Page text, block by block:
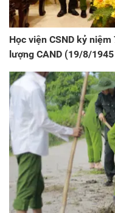
Học viện CSND kỷ
lượng CAND (19/8/